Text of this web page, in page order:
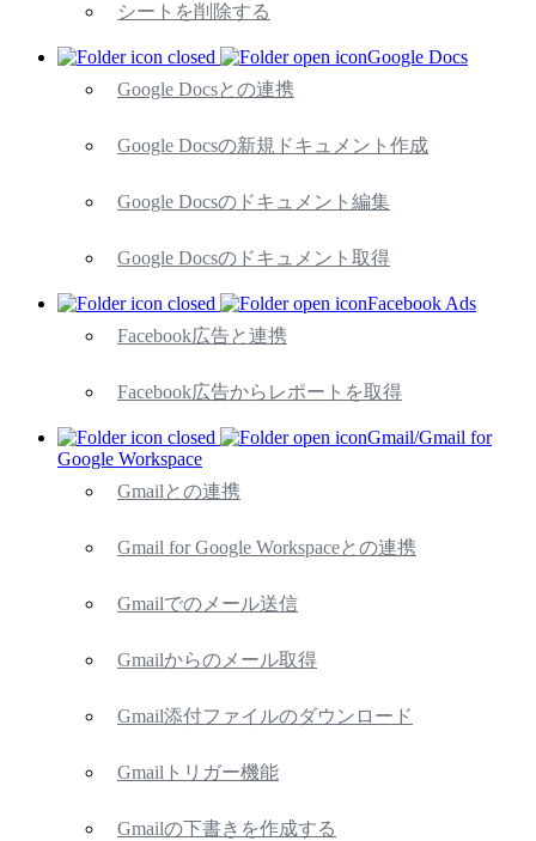
シートを削除する
Google Docs
Google Docsとの連携
Google Docsの新規ドキュメント作成
Google Docsのドキュメント編集
Google Docsのドキュメント取得
Facebook Ads
Facebook広告と連携
Facebook広告からレポートを取得
Gmail/Gmail for
Google Workspace
Gmailとの連携
Gmail for Google Workspaceとの連携
Gmailでのメール送信
Gmailからのメール取得
Gmail添付ファイルのダウンロード
Gmailトリガー機能
Gmailの下書きを作成する